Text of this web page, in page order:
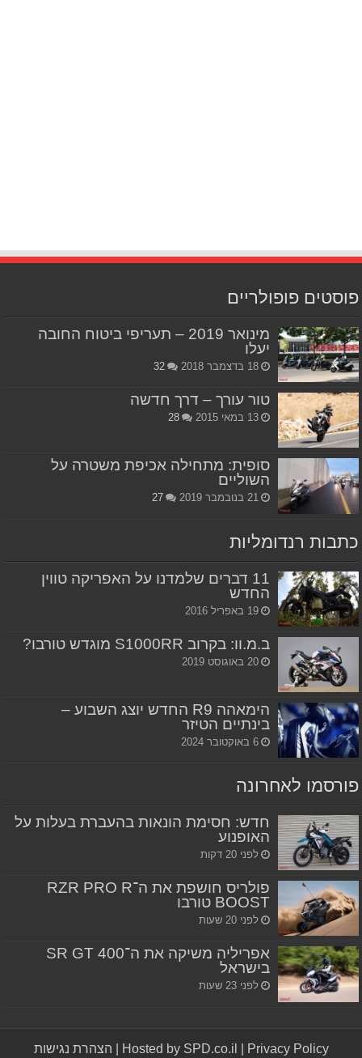
פוסטים פופולריים
מינואר 2019 – תעריפי ביטוח החובה
יעלו
18 בדצמבר 2018 32
טור עורך – דרך חדשה
13 במאי 2015 28
סופית: מתחילה אכיפת משטרה על
השוליים
21 בנובמבר 2019 27
כתבות רנדומליות
11 דברים שלמדנו על האפריקה טווין
החדש
19 באפריל 2016
ב.מ.וו: בקרוב S1000RR מוגדש טורבו?
20 באוגוסט 2019
הימאהה R9 החדש יוצג השבוע –
בינתיים הטיזר
6 באוקטובר 2024
פורסמו לאחרונה
חדש: חסימת הונאות בהעברת בעלות על
האופנוע
לפני 20 דקות
פולריס חושפת את ה־RZR PRO R
BOOST טורבו
לפני 20 שעות
אפריליה משיקה את ה־SR GT 400
בישראל
לפני 23 שעות
Hosted by SPD.co.il Privacy Policy הצהרת נגישות